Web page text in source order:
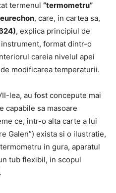
termenul “termometru”
, care, in cartea sa,
, explica principiul de
format dintr-o
careia nivelul apei
modificarea temperaturii.
lea, au fost concepute mai
capabile sa masoare
ce, intr-o alta carte a lui
Galen”) exista si o ilustratie,
in gura, aparatul
tub flexibil, in scopul